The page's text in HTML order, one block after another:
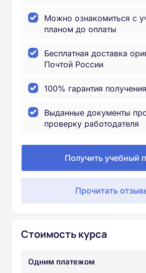
Можно ознакомиться с
планом до оплаты
Бесплатная доставка
Почтой России
100% гарантия
Выданные документы
проверку работодателя
Получить учебный
Прочитать
Стоимость курса
Одним платежом